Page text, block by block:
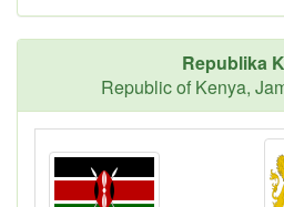
Republika
Republic of Kenya,